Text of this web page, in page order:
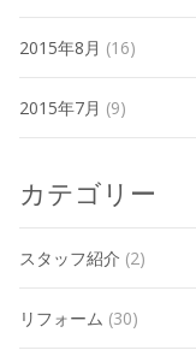
2015年8月 (16)
2015年7月 (9)
カテゴリー
スタッフ紹介 (2)
リフォーム (30)